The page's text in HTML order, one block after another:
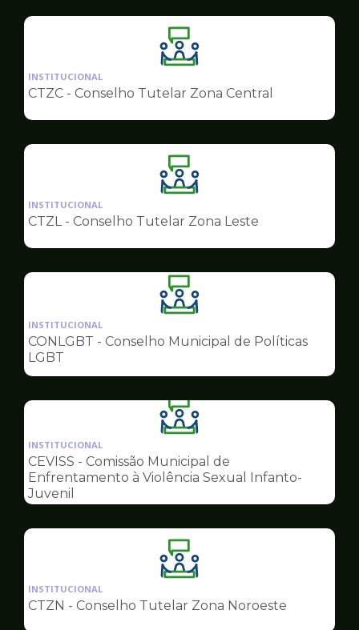
Ilustração
da
pagina
Conselhos
INSTITUCIONAL
CTZC - Conselho Tutelar Zona Central
Ilustração
da
pagina
Conselhos
INSTITUCIONAL
CTZL - Conselho Tutelar Zona Leste
Ilustração
da
pagina
Conselhos
INSTITUCIONAL
CONLGBT - Conselho Municipal de Políticas
LGBT
Ilustração
da
pagina
de
INSTITUCIONAL
CEVISS - Comissão Municipal de
Enfrentamento à Violência Sexual Infanto-
Juvenil
Ilustração
da
pagina
INSTITUCIONAL
CTZN - Conselho Tutelar Zona Noroeste